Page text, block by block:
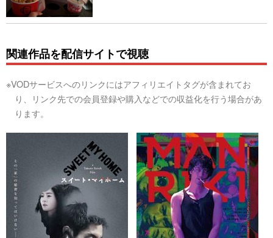
関連作品を配信サイトで視聴
※VODサービスへのリンクにはアフィリエイトタグが含まれてお
り、リンク先での会員登録や購入などでの収益化を行う場合があ
ります。